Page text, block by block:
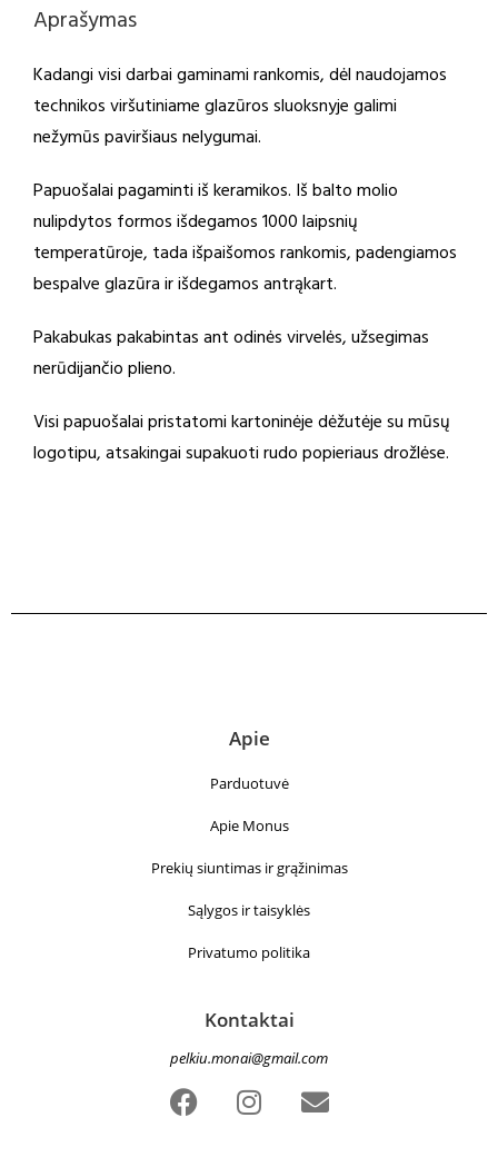
Aprašymas
Kadangi visi darbai gaminami rankomis, dėl naudojamos
technikos viršutiniame glazūros sluoksnyje galimi
nežymūs paviršiaus nelygumai.
Papuošalai pagaminti iš keramikos. Iš balto molio
nulipdytos formos išdegamos 1000 laipsnių
temperatūroje, tada išpaišomos rankomis, padengiamos
bespalve glazūra ir išdegamos antrąkart.
Pakabukas pakabintas ant odinės virvelės, užsegimas
nerūdijančio plieno.
Visi papuošalai pristatomi kartoninėje dėžutėje su mūsų
logotipu, atsakingai supakuoti rudo popieriaus drožlėse.
Apie
Parduotuvė
Apie Monus
Prekių siuntimas ir grąžinimas
Sąlygos ir taisyklės
Privatumo politika
Kontaktai
pelkiu.monai@gmail.com